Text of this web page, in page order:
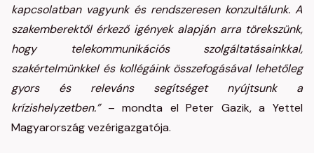
kapcsolatban vagyunk és rendszeresen konzultálunk. A
szakemberektől érkező igények alapján arra törekszünk,
hogy telekommunikációs szolgáltatásainkkal,
szakértelmünkkel és kollégáink összefogásával lehetőleg
gyors és releváns segítséget nyújtsunk a
krízishelyzetben.”– mondta el Peter Gazik, a Yettel
Magyarország vezérigazgatója.